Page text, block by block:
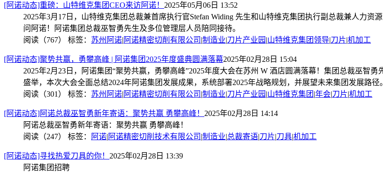
[阿诺动态]重磅：山特维克集团CEO来访阿诺！ 2025年05月06日 13:52
2025年3月17日，山特维克集团总裁兼首席执行官Stefan Widing 先生和山特维克集团执行副总裁兼人力资
问阿诺！阿诺集团总裁巫智勇先生及多位管理层人员陪同接待。
阅读（767） 标签： 苏州阿诺| 阿诺精密切削有限公司 |制造业|刀片产业园 |山特维克集团领导|刀片|机加工
[阿诺动态]聚势共赢，勇攀高峰 | 阿诺集团2025年度盛典圆满落幕2025年02月28日 15:04
2025年2月23日，阿诺集团“聚势共赢，勇攀高峰”2025年度大会在苏州 W 酒店圆满落幕！集团总裁巫智
盛举，本次大会全面总结2024年阿诺集团发展成果，系统部署2025年战略规划，并展望未来集团发展路径。
阅读（301） 标签： 苏州阿诺| 阿诺精密切削有限公司 |制造业|刀片产业园 |山特维克集团 |年会|刀片|机加工
[阿诺动态]阿诺总裁巫智勇新年寄语：聚势共赢 勇攀高峰！ 2025年02月28日 14:14
阿诺总裁巫智勇新年寄语：聚势共赢 勇攀高峰！
阅读（247） 标签： 阿诺| 阿诺精密切削技术有限公司 |制造业|总裁寄语|刀片|刀具|机加工
[阿诺动态]寻找热爱刀具的你！ 2025年02月28日 13:39
阿诺集团招聘